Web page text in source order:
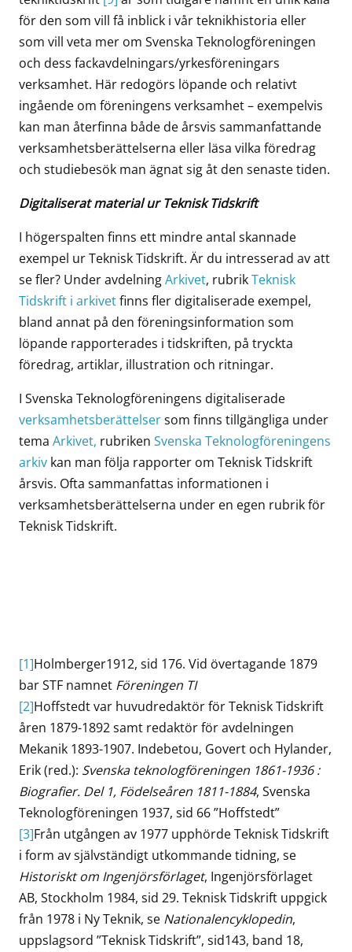
för den som vill få inblick i vår teknikhistoria eller
som vill veta mer om Svenska Teknologföreningen
och dess fackavdelningars/yrkesföreningars
verksamhet. Här redogörs löpande och relativt
ingående om föreningens verksamhet – exempelvis
kan man återfinna både de årsvis sammanfattande
verksamhetsberättelserna eller läsa vilka föredrag
och studiebesök man ägnat sig åt den senaste tiden.
Digitaliserat material ur Teknisk Tidskrift
I högerspalten finns ett mindre antal skannade
exempel ur Teknisk Tidskrift. Är du intresserad av att
se fler? Under avdelningArkivet, rubrikTeknisk
Tidskrift i arkivetfinns fler digitaliserade exempel,
bland annat på den föreningsinformation som
löpande rapporterades i tidskriften, på tryckta
föredrag, artiklar, illustration och ritningar.
I Svenska Teknologföreningens digitaliserade
verksamhetsberättelsersom finns tillgängliga under
tema Arkivet, rubriken Svenska Teknologföreningens
arkiv kan man följa rapporter om Teknisk Tidskrift
årsvis. Ofta sammanfattas informationen i
verksamhetsberättelserna under en egen rubrik för
Teknisk Tidskrift.
[1]Holmberger1912, sid 176. Vid övertagande 1879
bar STF namnet Föreningen TI
[2]Hoffstedt var huvudredaktör för Teknisk Tidskrift
åren 1879-1892 samt redaktör för avdelningen
Mekanik 1893-1907. Indebetou, Govert och Hylander,
Erik (red.): Svenska teknologföreningen 1861-1936 :
Biografier. Del 1, Födelseåren 1811-1884, Svenska
Teknologföreningen 1937, sid 66 ”Hoffstedt”
[3]Från utgången av 1977 upphörde Teknisk Tidskrift
i form av självständigt utkommande tidning, se
Historiskt om Ingenjörsförlaget, Ingenjörsförlaget
AB, Stockholm 1984, sid 29. Teknisk Tidskrift uppgick
från 1978 i Ny Teknik, se Nationalencyklopedin,
uppslagsord ”Teknisk Tidskrift”, sid143, band 18,